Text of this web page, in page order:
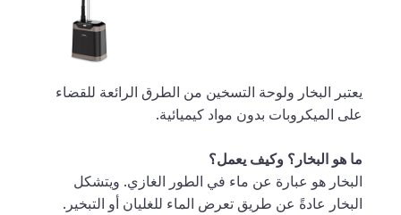
يعتبر البخار ولوحة التسخين من الطرق الرائعة للقضاء
على الميكروبات بدون مواد كيميائية.
ما هو البخار؟ وكيف يعمل؟
البخار هو عبارة عن ماء في الطور الغازي. ويتشكل
البخار عادةً عن طريق تعرض الماء للغليان أو التبخير.